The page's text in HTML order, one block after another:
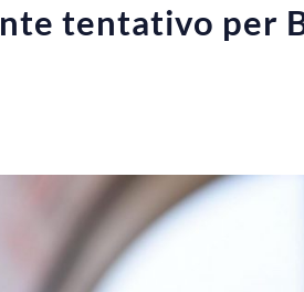
tentativo per